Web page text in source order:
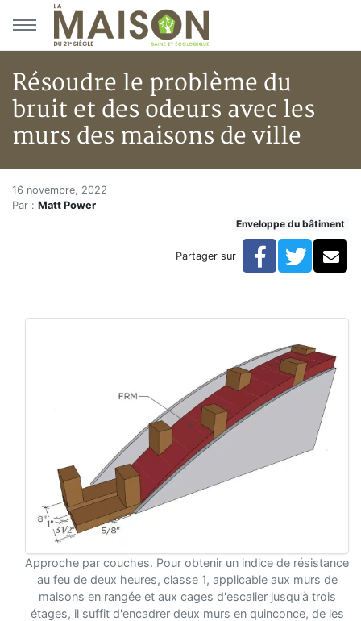
Aller au menu principal
Aller au contenu principal
Résoudre le problème du
bruit et des odeurs avec les
murs des maisons de ville
Accueil
Articles
Résoudre le problème du bruit et des odeurs avec
Résoudre le problème du bruit
16 novembre, 2022
Par : Matt Power
Enveloppe du bâtiment
Partager sur Facebook
Approche par couches. Pour obtenir un indice de résistance
au feu de deux heures, classe 1, applicable aux murs de
maisons en rangée et aux cages d'escalier jusqu'à trois
étages, il suffit d'encadrer deux murs en quinconce, de les